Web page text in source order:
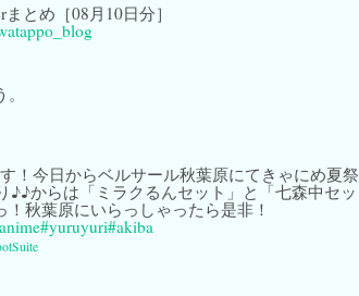
とめ［08月10日分］
！今日からベルサール秋葉原にてきゃにめ夏祭
♪♪からは「ミラクるんセット」と「七森中セッ
！秋葉原にいらっしゃったら是非！
#yuruyuri#akiba